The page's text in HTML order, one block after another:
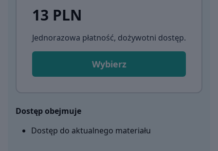
13 PLN
Jednorazowa płatność, dożywotni dostęp.
Wybierz
Dostęp obejmuje
Dostęp do aktualnego materiału